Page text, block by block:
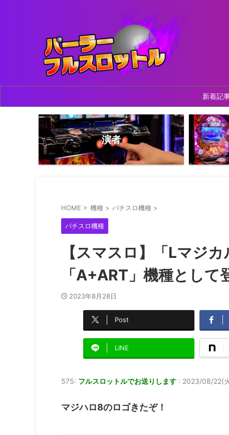
新着記
演者
HOME > 機種 > パチスロ機種 >
パチスロ機種
【スマスロ】「Lマジ
「A+ART」機種として
2023年8月28日
Post
LINE
575: フルスロットルでお送りします : 2023/08/22(
マジハロ8のロゴきたぞ！